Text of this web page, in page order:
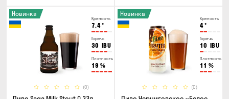
Крепость
7.4°
Горечь
30 IBU
Плотность
19 %
(0)
Новинка
Крепость
4°
Горечь
10 IBU
Плотность
11 %
(0)
Новинка